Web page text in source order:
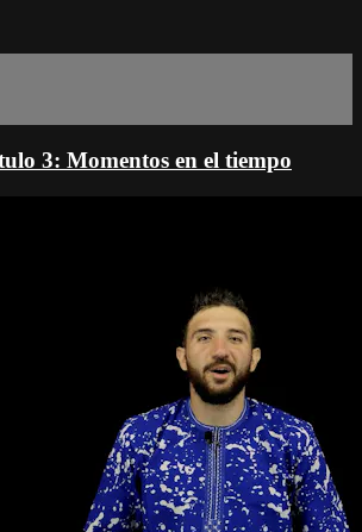
3: Momentos en el tiempo